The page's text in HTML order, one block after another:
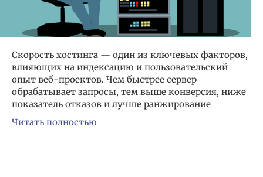
Скорость хостинга — один из ключевых факторов,
влияющих на индексацию и пользовательский
опыт веб-проектов. Чем быстрее сервер
обрабатывает запросы, тем выше конверсия, ниже
показатель отказов и лучше ранжирование
Читать полностью